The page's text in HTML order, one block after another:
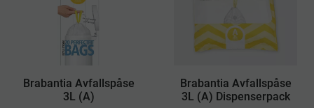
Brabantia Avfallspåse
3L (A)
​Brabantia Avfallspåse
3L (A) Dispenserpack